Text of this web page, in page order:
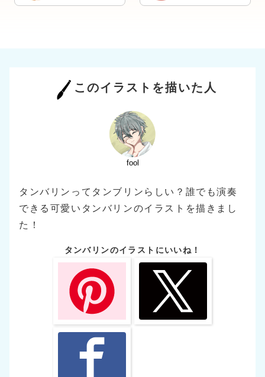
このイラストを描いた人
fool
タンバリンってタンブリンらしい？誰でも演奏
できる可愛いタンバリンのイラストを描きまし
た！
タンバリンのイラストにいいね！